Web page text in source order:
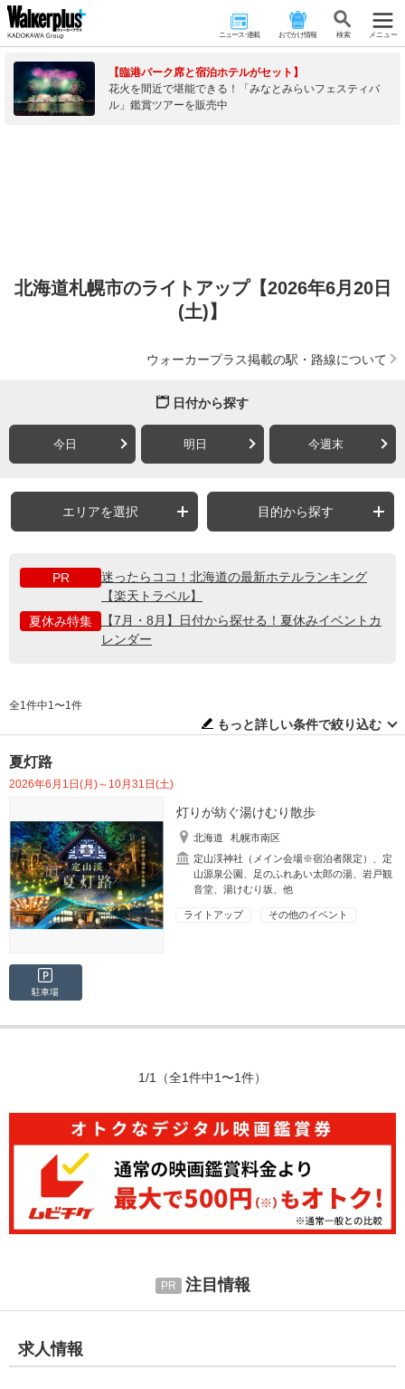
ニュース･連載 おでかけ情報 検 索 メニュー
【臨港パーク席と宿泊ホテルがセット】
花火を間近で堪能できる！「みなとみらいフェスティバ
ル」鑑賞ツアーを販売中
北海道札幌市のライトアップ【2026年6月20日
(土)】
ウォーカープラス掲載の駅・路線について
日付から探す
今日 明日 今週末
エリアを選択 目的から探す
PR
迷ったらココ！北海道の最新ホテルランキング
【楽天トラベル】
夏休み特集
【7月・8月】日付から探せる！夏休みイベントカ
レンダー
全1件中1〜1件
もっと詳しい条件で絞り込む
夏灯路
2026年6月1日(月)～10月31日(土)
灯りが紡ぐ湯けむり散歩
北海道
札幌市南区
定山渓神社（メイン会場※宿泊者限定）、定
山源泉公園、足のふれあい太郎の湯、岩戸観
音堂、湯けむり坂、他
ライトアップ その他のイベント
駐車場
1/1 （全1件中1〜1件）
注目情報
求人情報